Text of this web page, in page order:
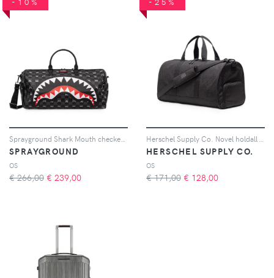
SPRAYGROUND
OS
€ 266,00 € 239,00
HERSCHEL SUPPLY CO.
OS
€ 171,00 € 128,00